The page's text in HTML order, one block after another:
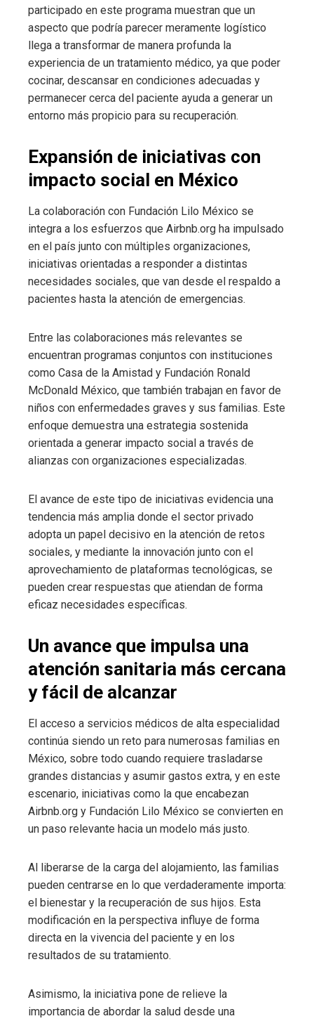
participado en este programa muestran que un
aspecto que podría parecer meramente logístico
llega a transformar de manera profunda la
experiencia de un tratamiento médico, ya que poder
cocinar, descansar en condiciones adecuadas y
permanecer cerca del paciente ayuda a generar un
entorno más propicio para su recuperación.
Expansión de iniciativas con
impacto social en México
La colaboración con Fundación Lilo México se
integra a los esfuerzos que Airbnb.org ha impulsado
en el país junto con múltiples organizaciones,
iniciativas orientadas a responder a distintas
necesidades sociales, que van desde el respaldo a
pacientes hasta la atención de emergencias.
Entre las colaboraciones más relevantes se
encuentran programas conjuntos con instituciones
como Casa de la Amistad y Fundación Ronald
McDonald México, que también trabajan en favor de
niños con enfermedades graves y sus familias. Este
enfoque demuestra una estrategia sostenida
orientada a generar impacto social a través de
alianzas con organizaciones especializadas.
El avance de este tipo de iniciativas evidencia una
tendencia más amplia donde el sector privado
adopta un papel decisivo en la atención de retos
sociales, y mediante la innovación junto con el
aprovechamiento de plataformas tecnológicas, se
pueden crear respuestas que atiendan de forma
eficaz necesidades específicas.
Un avance que impulsa una
atención sanitaria más cercana
y fácil de alcanzar
El acceso a servicios médicos de alta especialidad
continúa siendo un reto para numerosas familias en
México, sobre todo cuando requiere trasladarse
grandes distancias y asumir gastos extra, y en este
escenario, iniciativas como la que encabezan
Airbnb.org y Fundación Lilo México se convierten en
un paso relevante hacia un modelo más justo.
Al liberarse de la carga del alojamiento, las familias
pueden centrarse en lo que verdaderamente importa:
el bienestar y la recuperación de sus hijos. Esta
modificación en la perspectiva influye de forma
directa en la vivencia del paciente y en los
resultados de su tratamiento.
Asimismo, la iniciativa pone de relieve la
importancia de abordar la salud desde una